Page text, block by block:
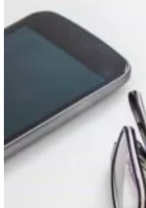
라이프구루킹 홈페이지 이용약관
문의/연락하기
View All Result